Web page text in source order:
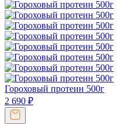
Гороховый протеин 500г
2 690 ₽